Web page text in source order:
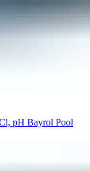
pH Bayrol Poоl